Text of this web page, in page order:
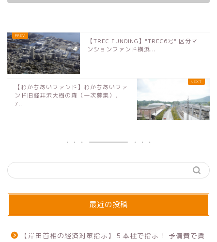
【TREC FUNDING】"TREC6号" 区分マ
ンションファンド横浜...
【わかちあいファンド】わかちあいファ
ンド旧軽井沢大樹の森（一次募集）、
7...
最近の投稿
【岸田首相の経済対策指示】５本柱で指示！ 予備費で賃